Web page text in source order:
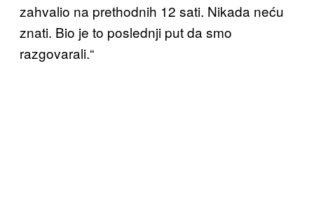
zahvalio na prethodnih 12 sati. Nikada neću
znati. Bio je to poslednji put da smo
razgovarali.“